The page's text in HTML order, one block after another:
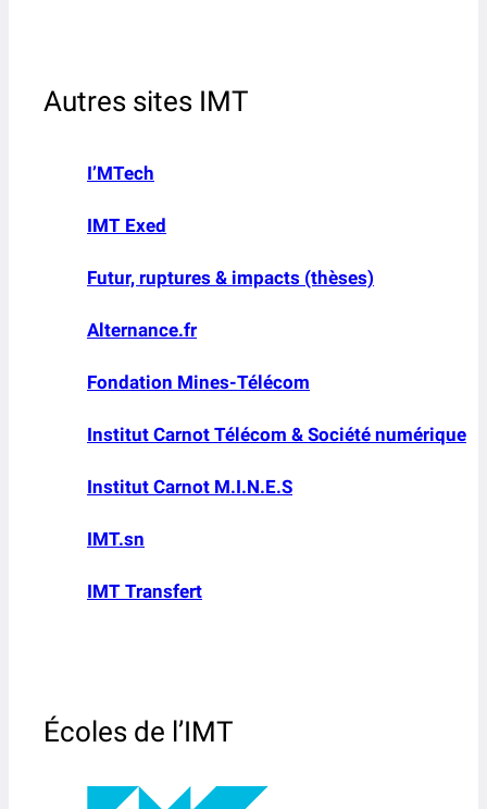
Autres sites IMT
I’MTech
IMT Exed
Futur, ruptures & impacts (thèses)
Alternance.fr
Fondation Mines-Télécom
Institut Carnot Télécom & Société numérique
Institut Carnot M.I.N.E.S
IMT.sn
IMT Transfert
Écoles de l’IMT